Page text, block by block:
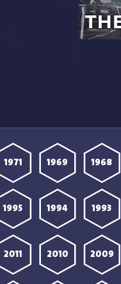
1968
1969
1971
1993
1994
1995
2009
2010
2011